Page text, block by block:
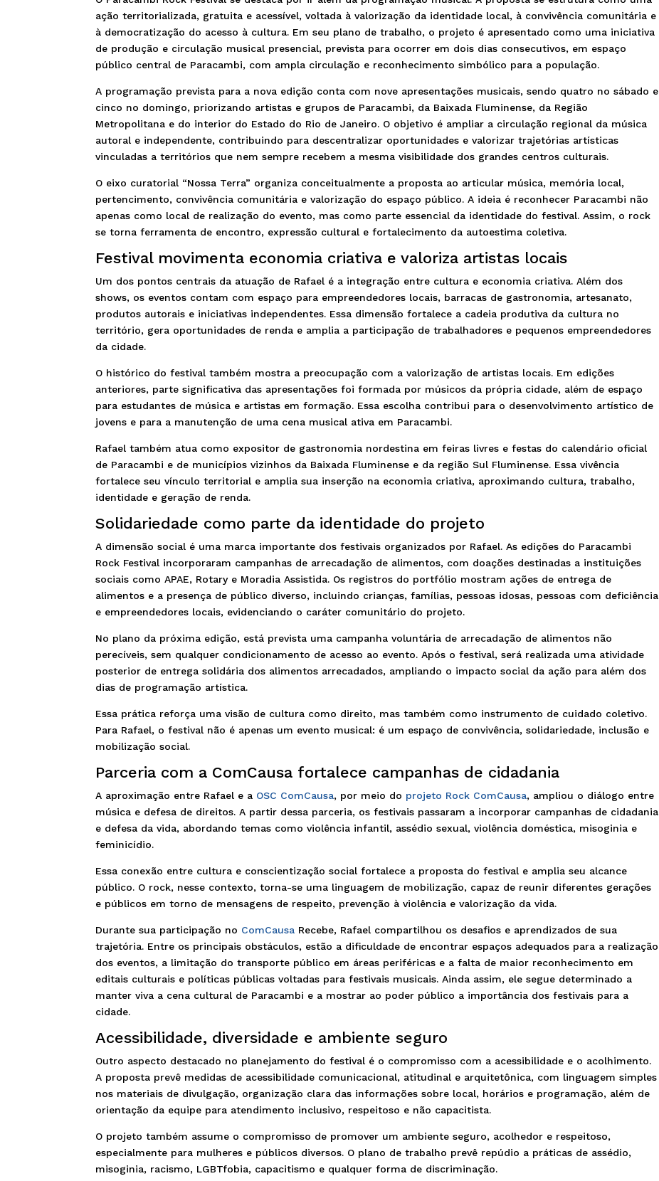
ação territorializada, gratuita e acessível, voltada à valorização da identidade local, à convivência comunitária e
à democratização do acesso à cultura. Em seu plano de trabalho, o projeto é apresentado como uma iniciativa
de produção e circulação musical presencial, prevista para ocorrer em dois dias consecutivos, em espaço
público central de Paracambi, com ampla circulação e reconhecimento simbólico para a população.
A programação prevista para a nova edição conta com nove apresentações musicais, sendo quatro no sábado e
cinco no domingo, priorizando artistas e grupos de Paracambi, da Baixada Fluminense, da Região
Metropolitana e do interior do Estado do Rio de Janeiro. O objetivo é ampliar a circulação regional da música
autoral e independente, contribuindo para descentralizar oportunidades e valorizar trajetórias artísticas
vinculadas a territórios que nem sempre recebem a mesma visibilidade dos grandes centros culturais.
O eixo curatorial “Nossa Terra” organiza conceitualmente a proposta ao articular música, memória local,
pertencimento, convivência comunitária e valorização do espaço público. A ideia é reconhecer Paracambi não
apenas como local de realização do evento, mas como parte essencial da identidade do festival. Assim, o rock
se torna ferramenta de encontro, expressão cultural e fortalecimento da autoestima coletiva.
Festival movimenta economia criativa e valoriza artistas locais
Um dos pontos centrais da atuação de Rafael é a integração entre cultura e economia criativa. Além dos
shows, os eventos contam com espaço para empreendedores locais, barracas de gastronomia, artesanato,
produtos autorais e iniciativas independentes. Essa dimensão fortalece a cadeia produtiva da cultura no
território, gera oportunidades de renda e amplia a participação de trabalhadores e pequenos empreendedores
da cidade.
O histórico do festival também mostra a preocupação com a valorização de artistas locais. Em edições
anteriores, parte significativa das apresentações foi formada por músicos da própria cidade, além de espaço
para estudantes de música e artistas em formação. Essa escolha contribui para o desenvolvimento artístico de
jovens e para a manutenção de uma cena musical ativa em Paracambi.
Rafael também atua como expositor de gastronomia nordestina em feiras livres e festas do calendário oficial
de Paracambi e de municípios vizinhos da Baixada Fluminense e da região Sul Fluminense. Essa vivência
fortalece seu vínculo territorial e amplia sua inserção na economia criativa, aproximando cultura, trabalho,
identidade e geração de renda.
Solidariedade como parte da identidade do projeto
A dimensão social é uma marca importante dos festivais organizados por Rafael. As edições do Paracambi
Rock Festival incorporaram campanhas de arrecadação de alimentos, com doações destinadas a instituições
sociais como APAE, Rotary e Moradia Assistida. Os registros do portfólio mostram ações de entrega de
alimentos e a presença de público diverso, incluindo crianças, famílias, pessoas idosas, pessoas com deficiência
e empreendedores locais, evidenciando o caráter comunitário do projeto.
No plano da próxima edição, está prevista uma campanha voluntária de arrecadação de alimentos não
perecíveis, sem qualquer condicionamento de acesso ao evento. Após o festival, será realizada uma atividade
posterior de entrega solidária dos alimentos arrecadados, ampliando o impacto social da ação para além dos
dias de programação artística.
Essa prática reforça uma visão de cultura como direito, mas também como instrumento de cuidado coletivo.
Para Rafael, o festival não é apenas um evento musical: é um espaço de convivência, solidariedade, inclusão e
mobilização social.
Parceria com a ComCausa fortalece campanhas de cidadania
A aproximação entre Rafael e a OSC ComCausa, por meio do projeto Rock ComCausa, ampliou o diálogo entre
música e defesa de direitos. A partir dessa parceria, os festivais passaram a incorporar campanhas de cidadania
e defesa da vida, abordando temas como violência infantil, assédio sexual, violência doméstica, misoginia e
feminicídio.
Essa conexão entre cultura e conscientização social fortalece a proposta do festival e amplia seu alcance
público. O rock, nesse contexto, torna-se uma linguagem de mobilização, capaz de reunir diferentes gerações
e públicos em torno de mensagens de respeito, prevenção à violência e valorização da vida.
Durante sua participação no ComCausa Recebe, Rafael compartilhou os desafios e aprendizados de sua
trajetória. Entre os principais obstáculos, estão a dificuldade de encontrar espaços adequados para a realização
dos eventos, a limitação do transporte público em áreas periféricas e a falta de maior reconhecimento em
editais culturais e políticas públicas voltadas para festivais musicais. Ainda assim, ele segue determinado a
manter viva a cena cultural de Paracambi e a mostrar ao poder público a importância dos festivais para a
cidade.
Acessibilidade, diversidade e ambiente seguro
Outro aspecto destacado no planejamento do festival é o compromisso com a acessibilidade e o acolhimento.
A proposta prevê medidas de acessibilidade comunicacional, atitudinal e arquitetônica, com linguagem simples
nos materiais de divulgação, organização clara das informações sobre local, horários e programação, além de
orientação da equipe para atendimento inclusivo, respeitoso e não capacitista.
O projeto também assume o compromisso de promover um ambiente seguro, acolhedor e respeitoso,
especialmente para mulheres e públicos diversos. O plano de trabalho prevê repúdio a práticas de assédio,
misoginia, racismo, LGBTfobia, capacitismo e qualquer forma de discriminação.